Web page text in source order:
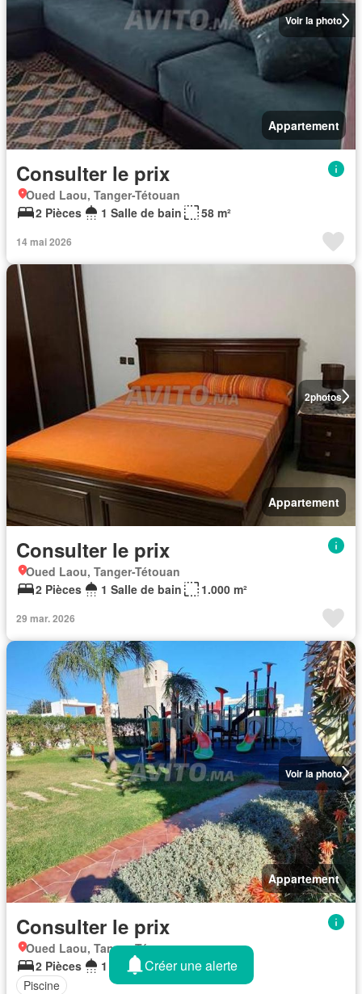
Voir la photo
Appartement
Consulter le prix
Oued Laou, Tanger-Tétouan
2 Pièces
1 Salle de bain 58 m²
14 mai 2026
2photos
Appartement
Consulter le prix
Oued Laou, Tanger-Tétouan
2 Pièces
1 Salle de bain 1.000 m²
29 mar. 2026
Voir la photo
Appartement
Consulter le prix
Oued Laou, Tanger-Tétouan
2 Pièces
1 Salle de bain
60 m²
Piscine
Créer une alerte